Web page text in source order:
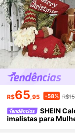
R$65,95 -58%
SHEIN
imalistas para